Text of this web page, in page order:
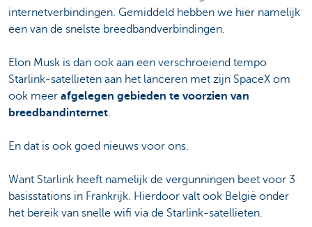
internetverbindingen. Gemiddeld hebben we hier namelijk
een van de snelste breedbandverbindingen.
Elon Musk is dan ook aan een verschroeiend tempo
Starlink-satellieten aan het lanceren met zijn SpaceX om
ook meer afgelegen gebieden te voorzien van
breedbandinternet.
En dat is ook goed nieuws voor ons.
Want Starlink heeft namelijk de vergunningen beet voor 3
basisstations in Frankrijk. Hierdoor valt ook België onder
het bereik van snelle wifi via de Starlink-satellieten.